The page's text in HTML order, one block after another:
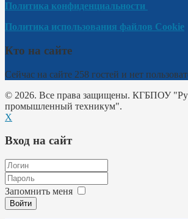
Политика конфиденциальности
Политика использования файлов Cookie
Кто на сайте
Сейчас на сайте 258 гостей и нет
© 2026. Все права защищены. КГБПОУ
промышленный техникум".
X
Вход на сайт
Запомнить меня
Войти